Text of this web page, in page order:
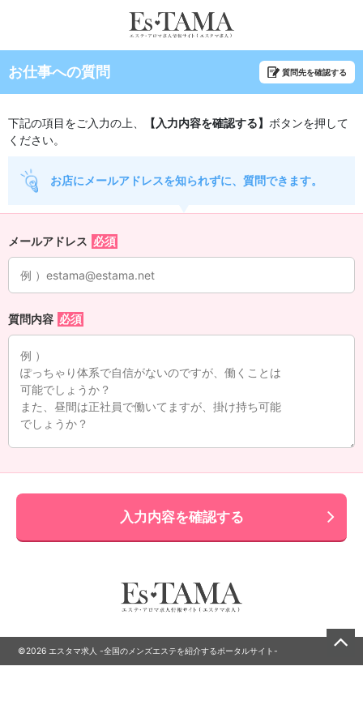
お仕事への質問 質問先を確認する
下記の項目をご入力の上、 【入力内容を確認する】 ボタンを押して
ください。
お店にメールアドレスを知られずに、質問できます。
メールアドレス
質問内容
入力内容を確認する
©2026 エスタマ求人 -全国のメンズエステを紹介するポータルサイト-